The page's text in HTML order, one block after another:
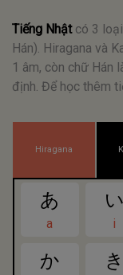
Tiếng Nhật có 3
Hán). Hiragana và
1 âm, còn chữ Hán
định. Để học thêm
Hiragana
あ
a
い
i
か き